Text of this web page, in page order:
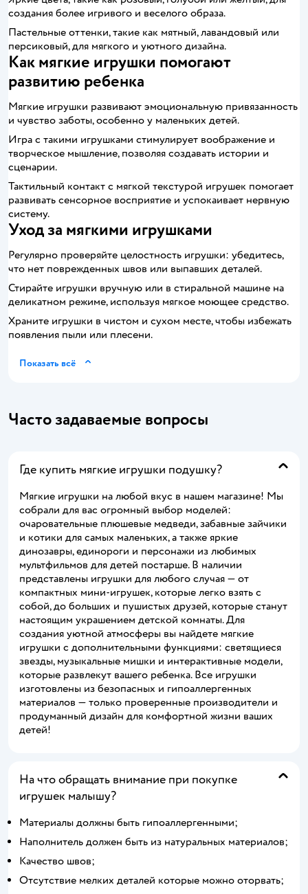
создания более игривого и веселого образа.
Пастельные оттенки, такие как мятный, лавандовый или
персиковый, для мягкого и уютного дизайна.
Как мягкие игрушки помогают
развитию ребенка
Мягкие игрушки развивают эмоциональную привязанность
и чувство заботы, особенно у маленьких детей.
Игра с такими игрушками стимулирует воображение и
творческое мышление, позволяя создавать истории и
сценарии.
Тактильный контакт с мягкой текстурой игрушек помогает
развивать сенсорное восприятие и успокаивает нервную
систему.
Уход за мягкими игрушками
Регулярно проверяйте целостность игрушки: убедитесь,
что нет поврежденных швов или выпавших деталей.
Стирайте игрушки вручную или в стиральной машине на
деликатном режиме, используя мягкое моющее средство.
Храните игрушки в чистом и сухом месте, чтобы избежать
появления пыли или плесени.
Показать всё
Часто задаваемые вопросы
Где купить мягкие игрушки подушку?
Мягкие игрушки на любой вкус в нашем магазине! Мы
собрали для вас огромный выбор моделей:
очаровательные плюшевые медведи, забавные зайчики
и котики для самых маленьких, а также яркие
динозавры, единороги и персонажи из любимых
мультфильмов для детей постарше. В наличии
представлены игрушки для любого случая — от
компактных мини-игрушек, которые легко взять с
собой, до больших и пушистых друзей, которые станут
настоящим украшением детской комнаты. Для
создания уютной атмосферы вы найдете мягкие
игрушки с дополнительными функциями: светящиеся
звезды, музыкальные мишки и интерактивные модели,
которые развлекут вашего ребенка. Все игрушки
изготовлены из безопасных и гипоаллергенных
материалов — только проверенные производители и
продуманный дизайн для комфортной жизни ваших
детей!
На что обращать внимание при покупке
игрушек малышу?
Материалы должны быть гипоаллергенными;
Наполнитель должен быть из натуральных материалов;
Качество швов;
Отсутствие мелких деталей которые можно оторвать;